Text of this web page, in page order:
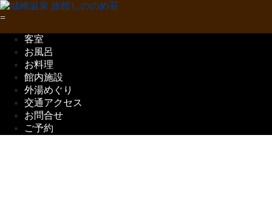
客室
お風呂
お料理
館内施設
外湯めぐり
交通アクセス
お問合せ
ご予約